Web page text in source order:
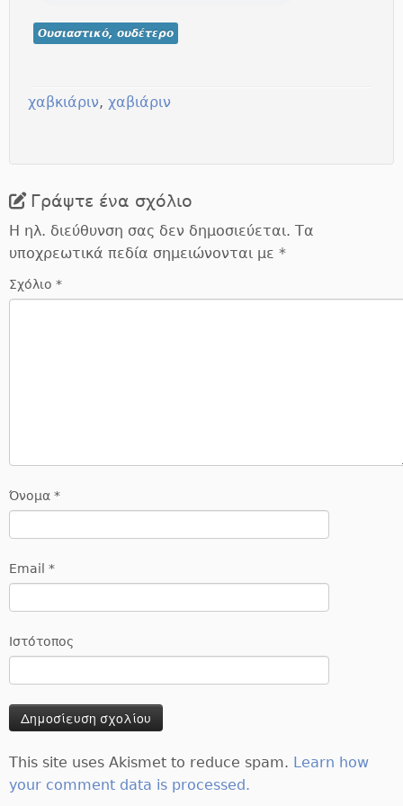
Ουσιαστικό, ουδέτερο
χαβκιάριν, χαβιάριν
Γράψτε ένα σχόλιο
Η ηλ. διεύθυνση σας δεν δημοσιεύεται. Τα
υποχρεωτικά πεδία σημειώνονται με *
Σχόλιο *
Όνομα *
Email *
Ιστότοπος
This site uses Akismet to reduce spam. Learn how
your comment data is processed.